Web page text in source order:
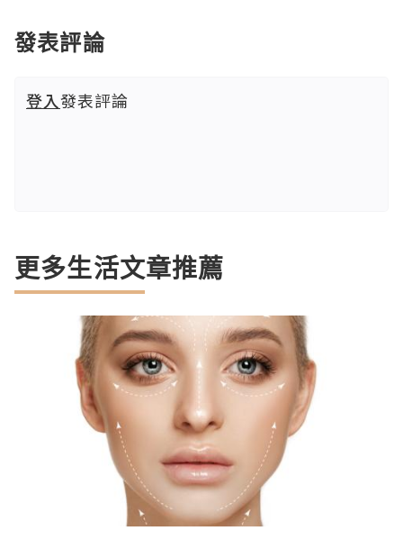
發表評論
登入發表評論
更多生活文章推薦